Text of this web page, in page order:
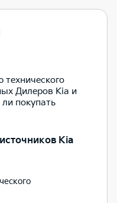
Дилеров Kia и
покупать
Kia